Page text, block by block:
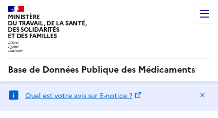
MINISTÈRE
DU TRAVAIL, DE LA SANTÉ,
DES SOLIDARITÉS
ET DES FAMILLES
Base de Données Publique des Médicaments
Quel est votre avis sur E-notice ?